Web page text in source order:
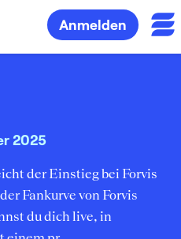
Anmelden
2025
der Einstieg bei Forvis
Fankurve von Forvis
du dich live, in